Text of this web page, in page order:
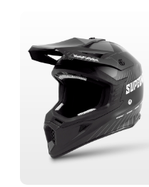
CADEAUX
SUPERMOT